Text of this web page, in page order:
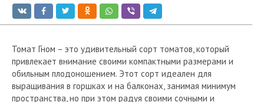
Томат Гном – это удивительный сорт томатов, который
привлекает внимание своими компактными размерами и
обильным плодоношением. Этот сорт идеален для
выращивания в горшках и на балконах, занимая минимум
пространства, но при этом радуя своими сочными и